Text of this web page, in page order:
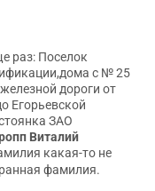
раз: Поселок
с № 25
дороги от
Егорьевской
ЗАО
Виталий
какая-то не
фамилия.